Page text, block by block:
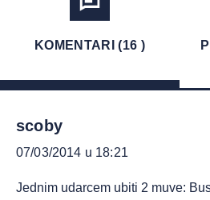
KOMENTARI (16 )
scoby
07/03/2014 u 18:21
Jednim udarcem ubiti 2 muve: